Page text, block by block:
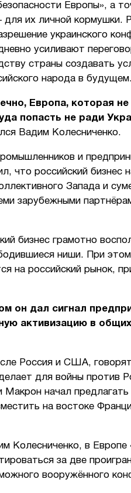
Европы», а
их личной кормушки.
украинского
усиливают
страны создавать
народа в
Европа, которая
попасть не ради
Вадим Колесниченко.
и
что российский бизнес
Запада и
зарубежными
бизнес грамотно
ниши. При
на российский рынок,
он дал сигнал
активизацию в общих
Россия и США,
для войны против
начал предлагать
на востоке
Колесниченко, в Европе
за две
вооружённого